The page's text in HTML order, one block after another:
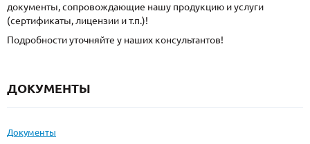
документы, сопровождающие нашу продукцию и услуги
(сертификаты, лицензии и т.п.)!
Подробности уточняйте у наших консультантов!
ДОКУМЕНТЫ
Документы